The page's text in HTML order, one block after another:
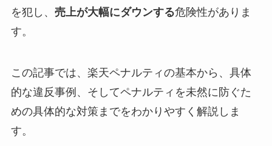
を犯し、 売上が大幅にダウンする危険性がありま
す。
この記事では、楽天ペナルティの基本から、具体
的な違反事例、そしてペナルティを未然に防ぐた
めの具体的な対策までをわかりやすく解説しま
す。